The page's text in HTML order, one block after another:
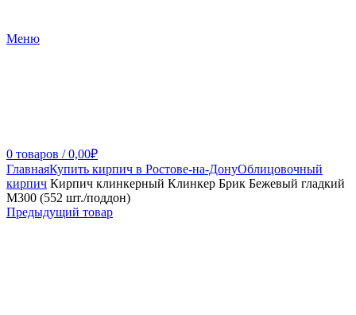
Меню
0 товаров / 0,00₽
ГлавнаяКупить кирпич в Ростове-на-ДонуОблицовочный
кирпич Кирпич клинкерный Клинкер Брик Бежевый гладкий
М300 (552 шт./поддон)
Предыдущий товар